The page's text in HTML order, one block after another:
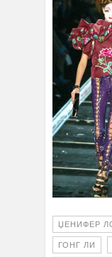
ЏЕНИФЕР
ГОНГ ЛИ